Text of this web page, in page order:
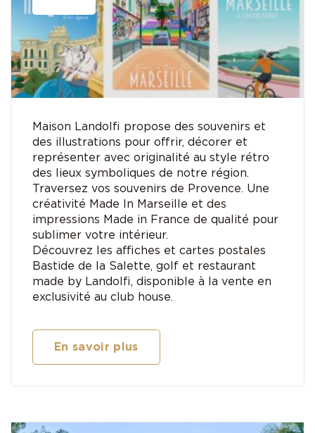
Maison Landolfi propose des souvenirs et
des illustrations pour offrir, décorer et
représenter avec originalité au style rétro
des lieux symboliques de notre région.
Traversez vos souvenirs de Provence. Une
créativité Made In Marseille et des
impressions Made in France de qualité pour
sublimer votre intérieur.
Découvrez les affiches et cartes postales
Bastide de la Salette, golf et restaurant
made by Landolfi, disponible à la vente en
exclusivité au club house.
En savoir plus